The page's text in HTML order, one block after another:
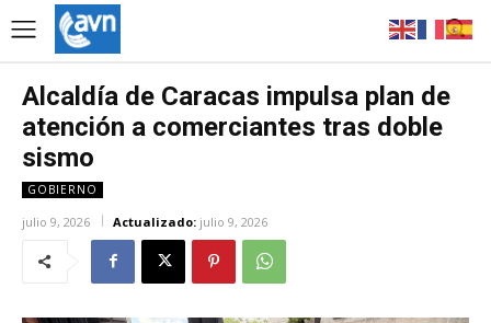
Alcaldía de Caracas impulsa plan de
atención a comerciantes tras doble
sismo
GOBIERNO
julio 9, 2026 Actualizado: julio 9, 2026